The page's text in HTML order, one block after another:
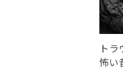
ト
怖い